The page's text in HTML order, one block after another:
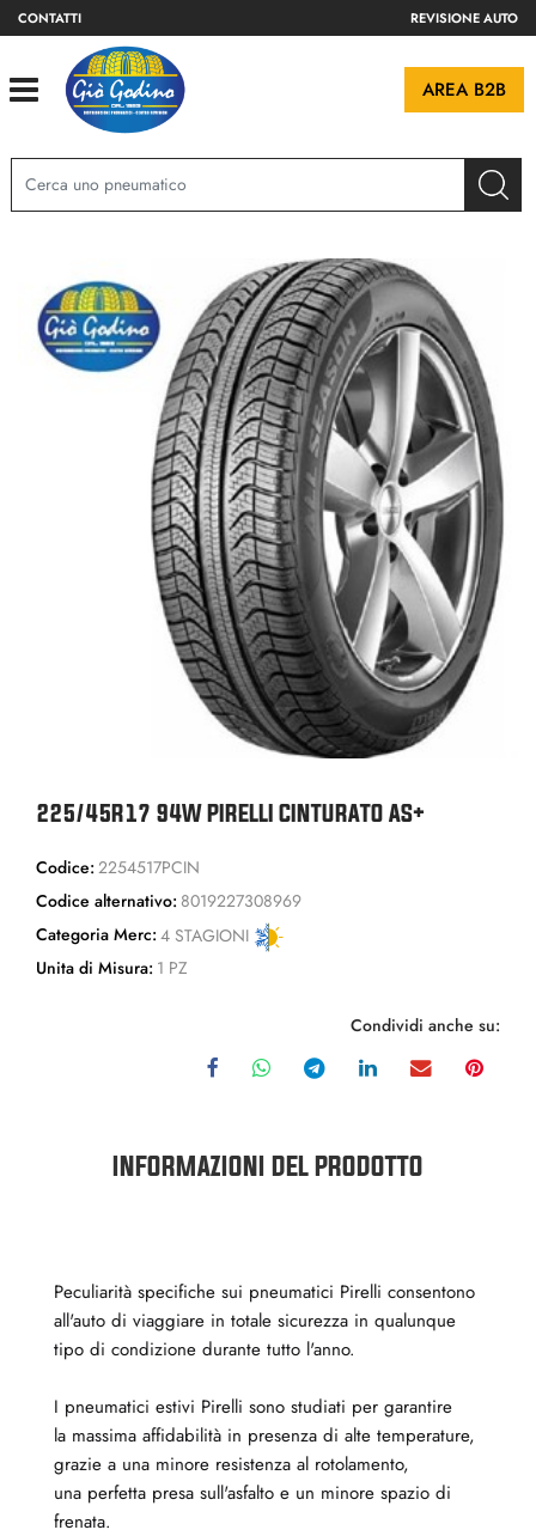
CONTATTI REVISIONE AUTO
Open AREA B2B
225/45R17 94W PIRELLI CINTURATO AS+
Codice: 2254517PCIN
Codice alternativo: 8019227308969
Categoria Merc: 4 STAGIONI
Unita di Misura: 1 PZ
Condividi anche su:
INFORMAZIONI DEL PRODOTTO
Peculiarità specifiche sui pneumatici Pirelli consentono
all'auto di viaggiare in totale sicurezza in qualunque
tipo di condizione durante tutto l'anno.
I pneumatici estivi Pirelli sono studiati per garantire
la massima affidabilità in presenza di alte temperature,
grazie a una minore resistenza al rotolamento,
una perfetta presa sull'asfalto e un minore spazio di
frenata.